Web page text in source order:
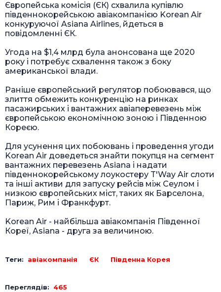
Європейська комісія (ЄК) схвалила купівлю
південнокорейською авіакомпанією Korean Air
конкуруючої Asiana Airlines, йдеться в
повідомленні ЄК.
Угода на $1,4 млрд була анонсована ще 2020
року і потребує схвалення також з боку
американської влади.
Раніше європейський регулятор побоювався, що
злиття обмежить конкуренцію на ринках
пасажирських і вантажних авіаперевезень між
європейською економічною зоною і Південною
Кореєю.
Для усунення цих побоювань і проведення угоди
Korean Air доведеться знайти покупця на сегмент
вантажних перевезень Asiana і надати
південнокорейському лоукостеру T'Way Air слоти
та інші активи для запуску рейсів між Сеулом і
низкою європейських міст, таких як Барселона,
Париж, Рим і Франкфурт.
Korean Air - найбільша авіакомпанія Південної
Кореї, Asiana - друга за величиною.
Теги: авіакомпанія ЄК Південна Корея
Переглядів: 465